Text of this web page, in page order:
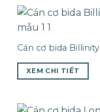
Cán cơ bida
XEM CHI TIẾT